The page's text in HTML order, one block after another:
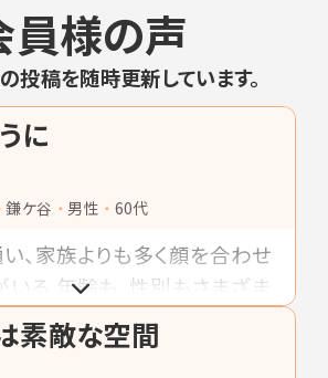
員様の声
投稿を随時更新しています。
に
鎌ケ谷 男性 60代
、家族よりも多く顔を合わせ
いる 年齢も、性別もさまざま
い人さえいるけど なんとなく
配になったりして そんなメ
素敵な空間